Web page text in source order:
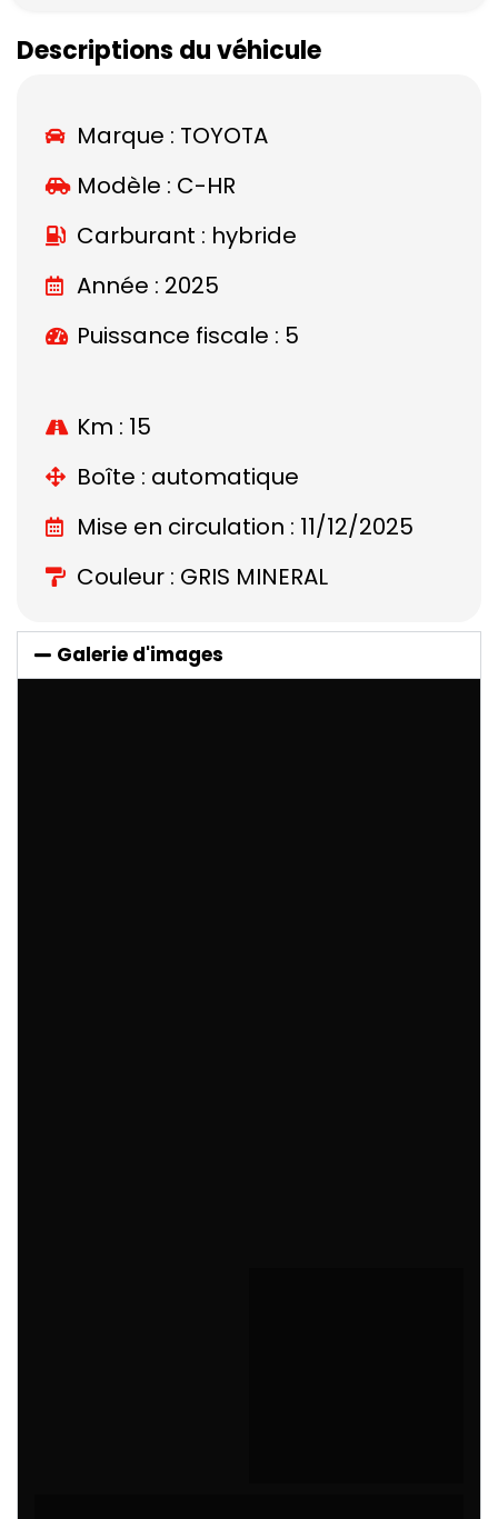
Descriptions du véhicule
Marque : TOYOTA
Modèle : C-HR
Carburant : hybride
Année : 2025
Puissance fiscale : 5
Km : 15
Boîte : automatique
Mise en circulation : 11/12/2025
Couleur : GRIS MINERAL
Galerie d'images